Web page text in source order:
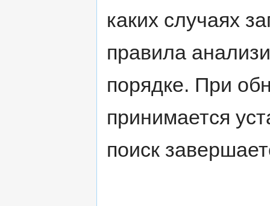
каких случаях
правила
порядке. При
принимается
поиск